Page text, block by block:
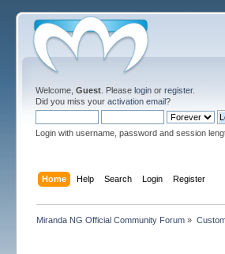
Welcome,Guest . Pleaselogin orregister.
Did you miss youractivation email?
Login with username, password and session
Home Help Search Login Register
Miranda NG Official Community Forum »